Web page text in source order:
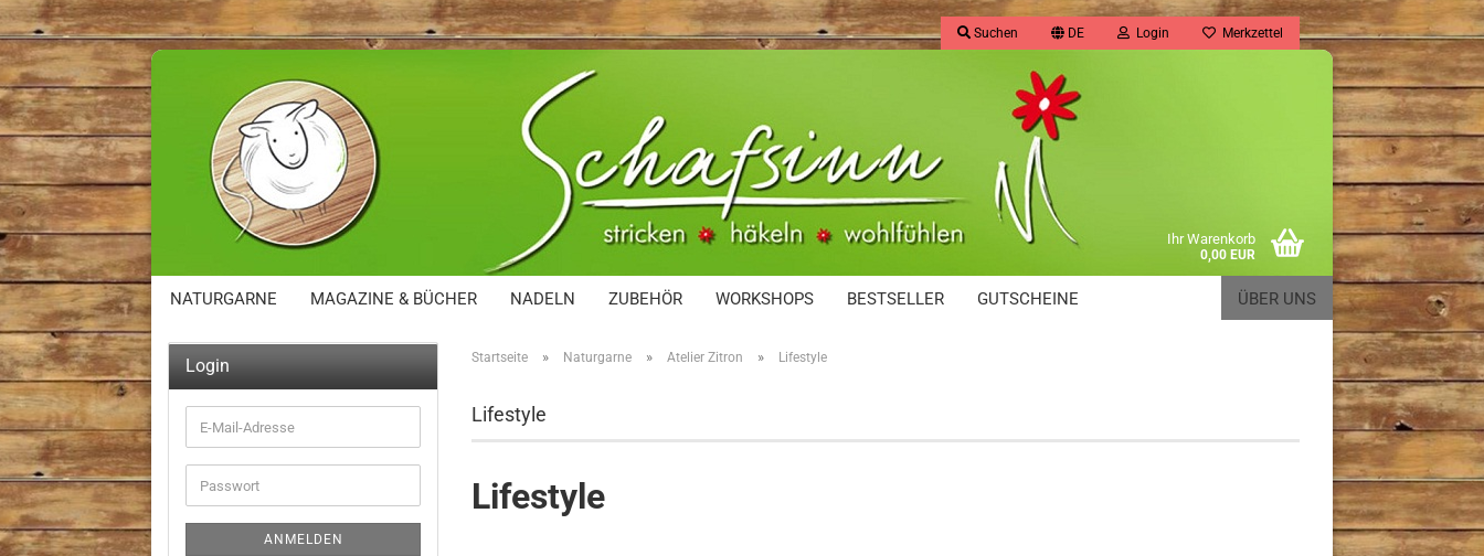
Suchen DE Login Merkzettel
Ihr Warenkorb
0,00 EUR
NATURGARNE MAGAZINE & BÜCHER NADELN ZUBEHÖR WORKSHOPS BESTSELLER GUTSCHEINE ÜBER UNS
Startseite » Naturgarne » Atelier Zitron » Lifestyle
Lifestyle
Lifestyle
Login
E-
Mail-
Adresse
Passwort
ANMELDEN